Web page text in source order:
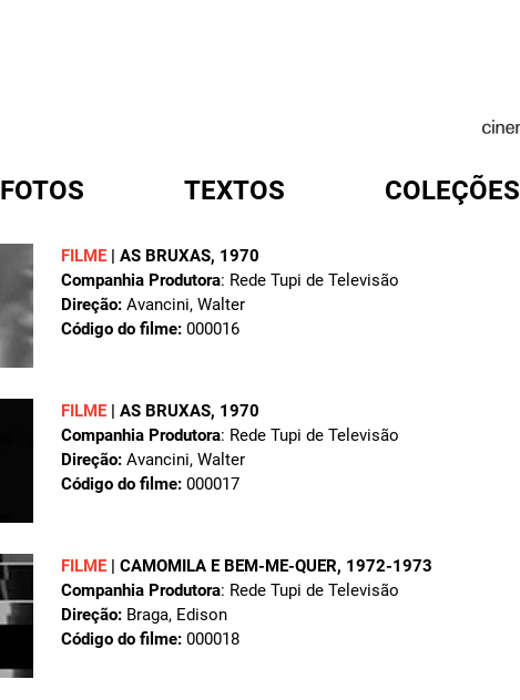
FOTOS TEXTOS COLEÇÕES
FILME | AS BRUXAS, 1970
Companhia Produtora: Rede Tupi de Televisão
Direção: Avancini, Walter
Código do filme: 000016
FILME | AS BRUXAS, 1970
Companhia Produtora: Rede Tupi de Televisão
Direção: Avancini, Walter
Código do filme: 000017
FILME | CAMOMILA E BEM-ME-QUER, 1972-1973
Companhia Produtora: Rede Tupi de Televisão
Direção: Braga, Edison
Código do filme: 000018